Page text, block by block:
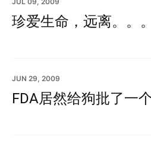
珍爱生命，远离。。。
JUN 29, 2009
FDA居然给狗批了一